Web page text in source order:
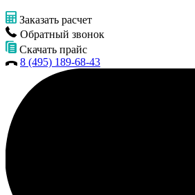
Заказать расчет
Обратный звонок
Скачать прайс
8 (495) 189-68-43